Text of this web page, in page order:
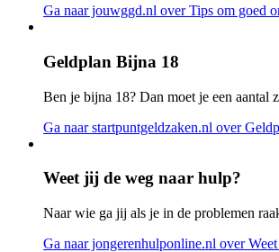
Ga naar jouwggd.nl over Tips om goed
Geldplan Bijna 18
Ben je bijna 18? Dan moet je een aantal
Ga naar startpuntgeldzaken.nl over
Weet jij de weg naar hulp?
Naar wie ga jij als je in de problemen
Ga naar jongerenhulponline.nl over